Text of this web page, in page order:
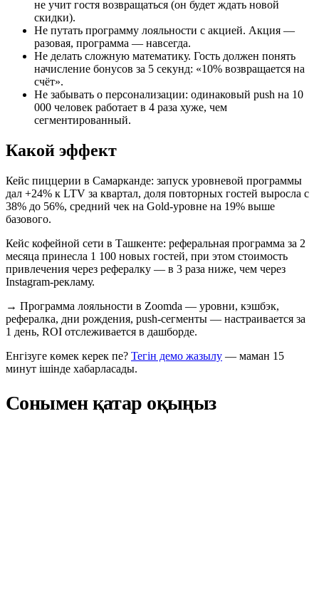
не учит гостя возвращаться (он будет ждать новой
скидки).
Не путать программу лояльности с акцией. Акция —
разовая, программа — навсегда.
Не делать сложную математику. Гость должен понять
начисление бонусов за 5 секунд: «10% возвращается на
счёт».
Не забывать о персонализации: одинаковый push на 10
000 человек работает в 4 раза хуже, чем
сегментированный.
Какой эффект
Кейс пиццерии в Самарканде: запуск уровневой программы
дал +24% к LTV за квартал, доля повторных гостей выросла с
38% до 56%, средний чек на Gold-уровне на 19% выше
базового.
Кейс кофейной сети в Ташкенте: реферальная программа за 2
месяца принесла 1 100 новых гостей, при этом стоимость
привлечения через рефералку — в 3 раза ниже, чем через
Instagram-рекламу.
→ Программа лояльности в Zoomda — уровни, кэшбэк,
рефералка, дни рождения, push-сегменты — настраивается за
1 день, ROI отслеживается в дашборде.
Енгізуге көмек керек пе? Тегін демо жазылу — маман 15
минут ішінде хабарласады.
Сонымен қатар оқыңыз